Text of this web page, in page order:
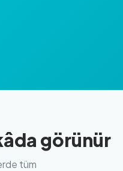
görünür
tüm